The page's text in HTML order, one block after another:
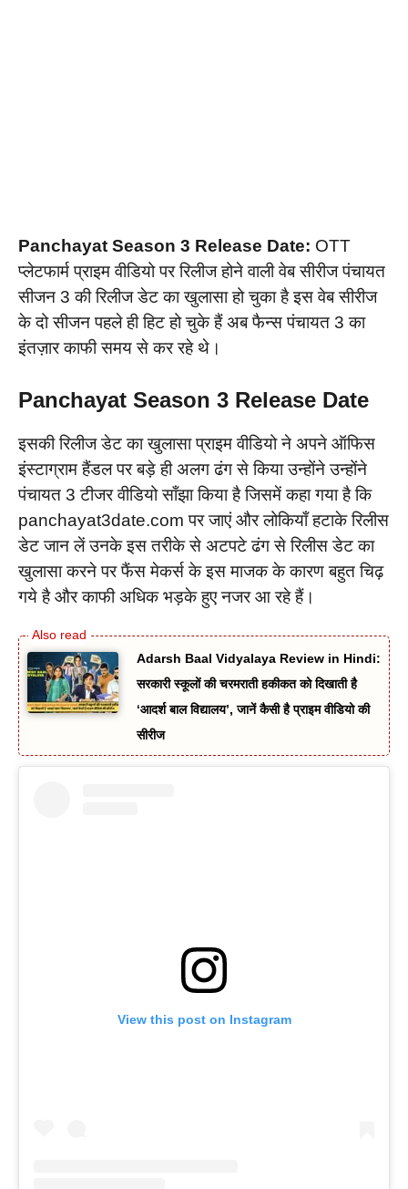
Panchayat Season 3 Release Date: OTT
प्लेटफार्म प्राइम वीडियो पर रिलीज होने वाली वेब सीरीज पंचायत
सीजन 3 की रिलीज डेट का खुलासा हो चुका है इस वेब सीरीज
के दो सीजन पहले ही हिट हो चुके हैं अब फैन्स पंचायत 3 का
इंतज़ार काफी समय से कर रहे थे।
Panchayat Season 3 Release Date
इसकी रिलीज डेट का खुलासा प्राइम वीडियो ने अपने ऑफिस
इंस्टाग्राम हैंडल पर बड़े ही अलग ढंग से किया उन्होंने उन्होंने
पंचायत 3 टीजर वीडियो साँझा किया है जिसमें कहा गया है कि
panchayat3date.com पर जाएं और लोकियाँ हटाके रिलीस
डेट जान लें उनके इस तरीके से अटपटे ढंग से रिलीस डेट का
खुलासा करने पर फैंस मेकर्स के इस माजक के कारण बहुत चिढ़
गये है और काफी अधिक भड़के हुए नजर आ रहे हैं।
Adarsh Baal Vidyalaya Review in Hindi:
सरकारी स्कूलों की चरमराती हकीकत को दिखाती है
‘आदर्श बाल विद्यालय’, जानें कैसी है प्राइम वीडियो की
सीरीज
View this post on Instagram